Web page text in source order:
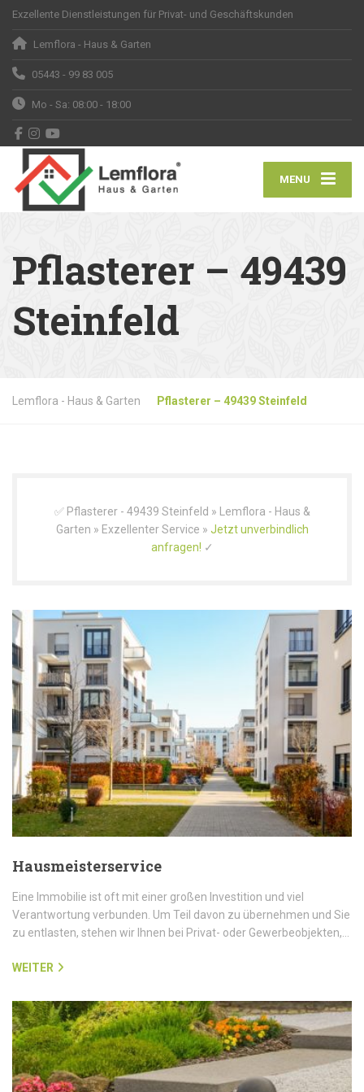
Exzellente Dienstleistungen für Privat- und Geschäftskunden
Lemflora - Haus & Garten
05443 - 99 83 005
Mo - Sa: 08:00 - 18:00
MENU
Pflasterer – 49439
Steinfeld
Lemflora - Haus & Garten Pflasterer – 49439 Steinfeld
✅ Pflasterer - 49439 Steinfeld » Lemflora - Haus &
Garten » Exzellenter Service » Jetzt unverbindlich
anfragen! ✓
Hausmeisterservice
Eine Immobilie ist oft mit einer großen Investition und viel
Verantwortung verbunden. Um Teil davon zu übernehmen und Sie
zu entlasten, stehen wir Ihnen bei Privat- oder Gewerbeobjekten,…
WEITER